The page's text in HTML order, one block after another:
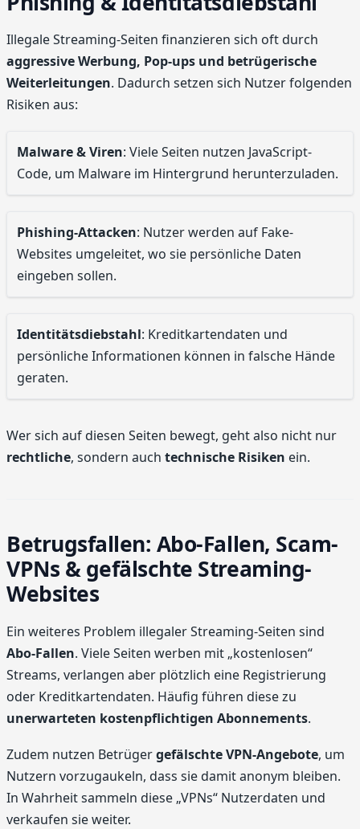
Illegale Streaming-Seiten finanzieren sich oft durch
aggressive Werbung, Pop-ups und betrügerische
Weiterleitungen. Dadurch setzen sich Nutzer folgenden
Risiken aus:
Malware & Viren: Viele Seiten nutzen JavaScript-
Code, um Malware im Hintergrund herunterzuladen.
Phishing-Attacken: Nutzer werden auf Fake-
Websites umgeleitet, wo sie persönliche Daten
eingeben sollen.
Identitätsdiebstahl: Kreditkartendaten und
persönliche Informationen können in falsche Hände
geraten.
Wer sich auf diesen Seiten bewegt, geht also nicht nur
rechtliche, sondern auch technische Risiken ein.
Betrugsfallen: Abo-Fallen, Scam-
VPNs & gefälschte Streaming-
Websites
Ein weiteres Problem illegaler Streaming-Seiten sind
Abo-Fallen. Viele Seiten werben mit „kostenlosen“
Streams, verlangen aber plötzlich eine Registrierung
oder Kreditkartendaten. Häufig führen diese zu
unerwarteten kostenpflichtigen Abonnements.
Zudem nutzen Betrügergefälschte VPN-Angebote, um
Nutzern vorzugaukeln, dass sie damit anonym bleiben.
In Wahrheit sammeln diese „VPNs“ Nutzerdaten und
verkaufen sie weiter.